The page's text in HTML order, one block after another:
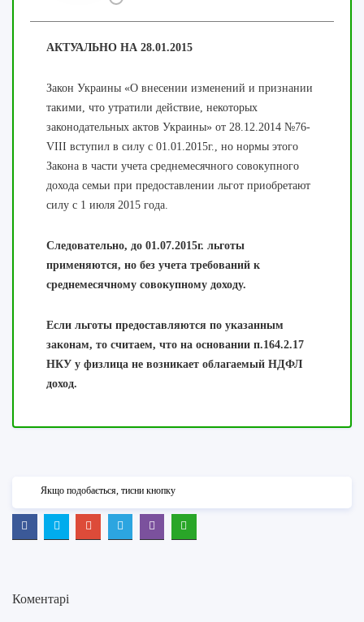
АКТУАЛЬНО НА 28.01.2015
Закон Украины «О внесении изменений и признании
такими, что утратили действие, некоторых
законодательных актов Украины» от 28.12.2014 №76-
VIII вступил в силу с 01.01.2015г., но нормы этого
Закона в части учета среднемесячного совокупного
дохода семьи при предоставлении льгот приобретают
силу с 1 июля 2015 года.
Следовательно, до 01.07.2015г. льготы
применяются, но без учета требований к
среднемесячному совокупному доходу.
Если льготы предоставляются по указанным
законам, то считаем, что на основании п.164.2.17
НКУ у физлица не возникает облагаемый НДФЛ
доход.
Якщо подобається, тисни кнопку
Коментарі